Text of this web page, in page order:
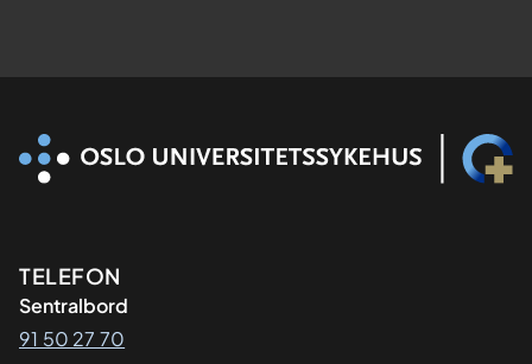
Kontaktinformasjon
TELEFON
Sentralbord
91 50 27 70